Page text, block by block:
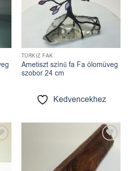
TÜRKIZ FÁK
Ametiszt színű fa Fa ólomüveg
szobor 24 cm
Kedvencekhez
Kedvencekhez